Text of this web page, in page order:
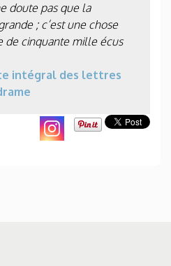
doute pas que la
; c’est une chose
de cinquante mille écus
intégral des lettres